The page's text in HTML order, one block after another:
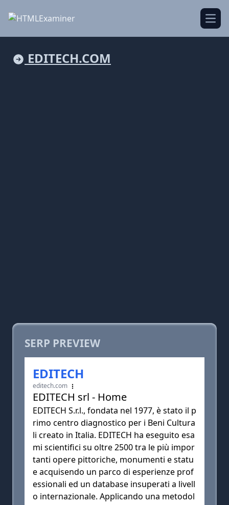
EDITECH.COM
SERP PREVIEW
EDITECH
editech.com
EDITECH srl - Home
EDITECH S.r.l., fondata nel 1977, è stato il p
rimo centro diagnostico per i Beni Cultura
li creato in Italia. EDITECH ha eseguito esa
mi scientifici su oltre 2500 tra le più impor
tanti opere pittoriche, monumenti e statu
e acquisendo un parco di esperienze prof
essionali ed un database insuperati a livell
o internazionale. Applicando una metodol